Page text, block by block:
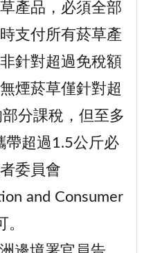
產品，必須全部
支付所有菸草產
針對超過免稅額
煙菸草僅針對超
分課稅，但至多
帶超過1.5公斤必
委員會
and Consumer
。